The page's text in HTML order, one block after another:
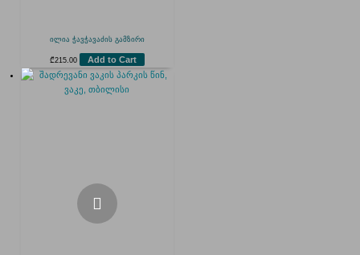
ილია ჭავჭავაძის გამზირი
₾215.00 Add to Cart